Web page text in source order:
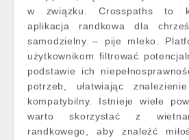
w związku. Crosspaths to
aplikacja randkowa dla
samodzielny – pije mleko.
użytkownikom filtrować
podstawie ich
potrzeb, ułatwiając
kompatybilny. Istnieje wiele
warto skorzystać z
randkowego, aby znaleźć